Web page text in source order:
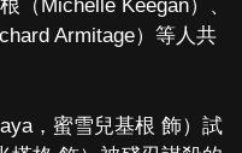
（Michelle Keegan）、
Armitage）等人共
，蜜雪兒基根 飾）試